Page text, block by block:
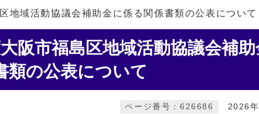
地域活動協議会補助金に係る関係書類の公表について
阪市福島区地域活動協議会補助
類の公表について
2026
ページ番号：626686